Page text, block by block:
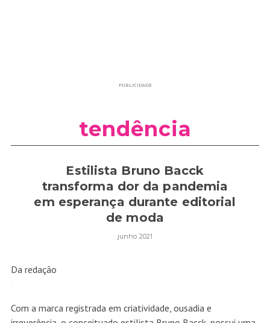
PUBLICIDADE
tendência
Estilista Bruno Bacck
transforma dor da pandemia
em esperança durante editorial
de moda
junho 2021
Da redação
Com a marca registrada em criatividade, ousadia e